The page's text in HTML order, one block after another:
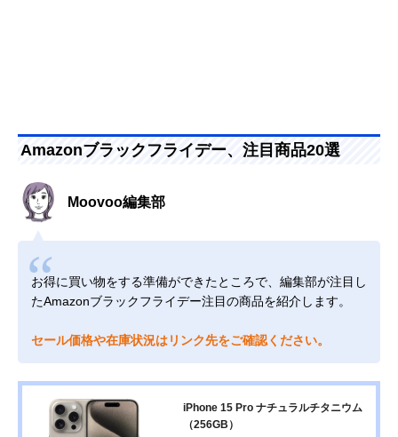
Amazonブラックフライデー、注目商品20選
Moovoo編集部
お得に買い物をする準備ができたところで、編集部が注目し
たAmazonブラックフライデー注目の商品を紹介します。
セール価格や在庫状況はリンク先をご確認ください。
iPhone 15 Pro ナチュラルチタニウム
（256GB）